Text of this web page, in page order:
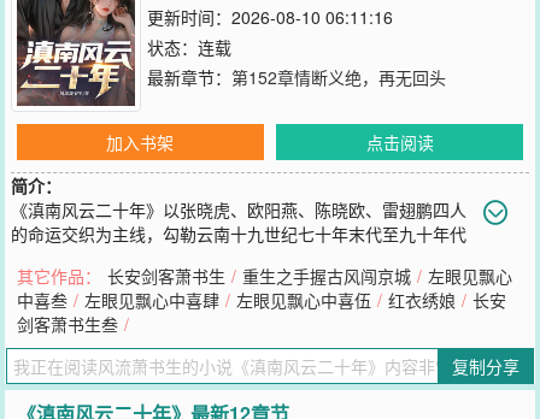
更新时间：2026-08-10 06:11:16
状态：连载
最新章节： 第152章情断义绝，再无回头
加入书架
点击阅读
简介：
《滇南风云二十年》以张晓虎、欧阳燕、陈晓欧、雷翅鹏四人
的命运交织为主线，勾勒云南十九世纪七十年末代至九十年代
纪七十年代末，雷翅虎凭狠辣崛起，掌控边境非法交易；张晓虎紧随
其后，以智谋游走于各股势力之间，两人既有合作也有殊死博弈。欧
阳燕以女性视角打破黑道格局，凭胆识涉足灰色地带，在男性主导的
江湖中争得一席之地；陈晓欧则在黑白边缘摇摆，见证帮派暴力与权
力更迭，也曾深陷保护伞与黑恶势力的勾结泥潭。故事串联平远严打
等关键节点，刻画四人在欲望、义气与良知中的挣扎，从街头混斗到
其它作品： 长安剑客萧书生 / 重生之手握古风闯京城 / 左眼见飘心
中喜叁 / 左眼见飘心中喜肆 / 左眼见飘心中喜伍 / 红衣绣娘 / 长安
剑客萧书生叁 /
复制分享